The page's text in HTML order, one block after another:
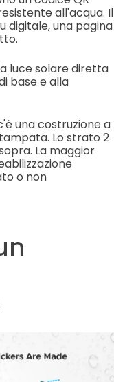
all'acqua. Il
digitale, una pagina
luce solare diretta
base e alla
una costruzione a
Lo strato 2
La maggior
o non